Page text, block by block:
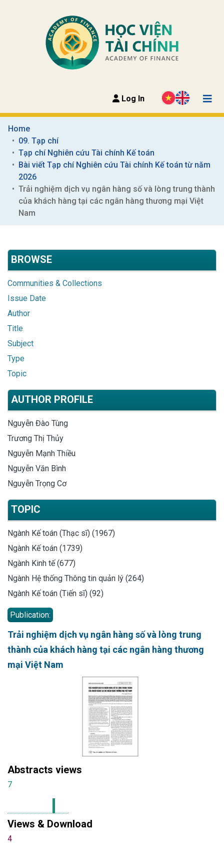
Log In
Home
09. Tạp chí
Tạp chí Nghiên cứu Tài chính Kế toán
Bài viết Tạp chí Nghiên cứu Tài chính Kế toán từ năm
2026
Trải nghiệm dịch vụ ngân hàng số và lòng trung thành
của khách hàng tại các ngân hàng thương mại Việt
Nam
BROWSE
Communities & Collections
Issue Date
Author
Title
Subject
Type
Topic
AUTHOR PROFILE
Nguyễn Đào Tùng
Trương Thị Thủy
Nguyễn Mạnh Thiều
Nguyễn Văn Bình
Nguyễn Trọng Cơ
TOPIC
Ngành Kế toán (Thạc sĩ) (1967)
Ngành Kế toán (1739)
Ngành Kinh tế (677)
Ngành Hệ thống Thông tin quản lý (264)
Ngành Kế toán (Tiến sĩ) (92)
Publication:
Trải nghiệm dịch vụ ngân hàng số và lòng trung
thành của khách hàng tại các ngân hàng thương
mại Việt Nam
Abstracts views
7
Views & Download
4